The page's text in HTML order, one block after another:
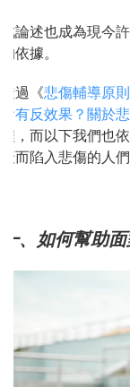
此論述也成為現今
的依據。
透過《悲傷輔導原則
會有反效果？關於
程，而以下我們也
產而陷入悲傷的人
一、如何幫助